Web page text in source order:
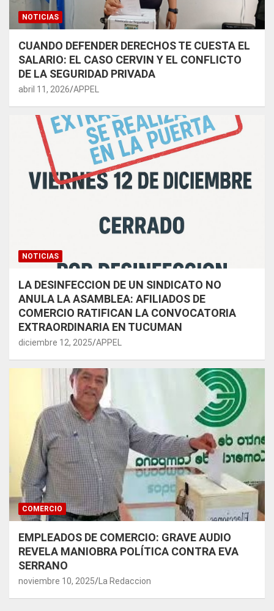
NOTICIAS
CUANDO DEFENDER DERECHOS TE CUESTA EL
SALARIO: EL CASO CERVIN Y EL CONFLICTO
DE LA SEGURIDAD PRIVADA
abril 11, 2026 APPEL
NOTICIAS
LA DESINFECCION DE UN SINDICATO NO
ANULA LA ASAMBLEA: AFILIADOS DE
COMERCIO RATIFICAN LA CONVOCATORIA
EXTRAORDINARIA EN TUCUMAN
diciembre 12, 2025 APPEL
COMERCIO
EMPLEADOS DE COMERCIO: GRAVE AUDIO
REVELA MANIOBRA POLÍTICA CONTRA EVA
SERRANO
noviembre 10, 2025 La Redaccion